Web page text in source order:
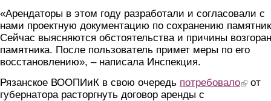
«Арендаторы в этом году разработали и согласовали с
нами проектную документацию по сохранению
Сейчас выясняются обстоятельства и причины
памятника. После пользователь примет меры по его
восстановлению», – написала Инспекция.
Рязанское ВООПИиК в свою очередь потребовало(link is
от
губернатора расторгнуть договор аренды с